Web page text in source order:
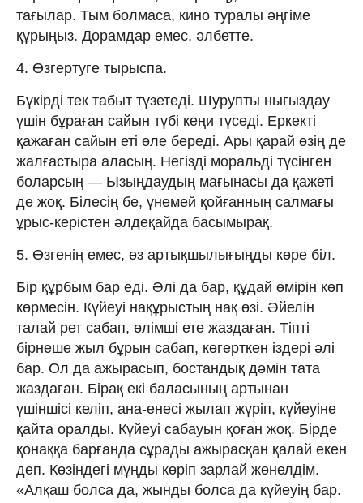
тағылар. Тым болмаса, кино туралы әңгіме
құрыңыз. Дорамдар емес, әлбетте.
4. Өзгертуге тырыспа.
Бүкірді тек табыт түзетеді. Шурупты нығыздау
үшін бұраған сайын түбі кеңи түседі. Еркекті
қажаған сайын еті өле береді. Ары қарай өзің де
жалғастыра аласың. Негізді моральді түсінген
боларсың — Ызыңдаудың мағынасы да қажеті
де жоқ. Білесің бе, үнемей қойғанның салмағы
ұрыс-керістен әлдеқайда басымырақ.
5. Өзгенің емес, өз артықшылығыңды көре біл.
Бір құрбым бар еді. Әлі да бар, құдай өмірін көп
көрмесін. Күйеуі нақұрыстың нақ өзі. Әйелін
талай рет сабап, өлімші ете жаздаған. Тіпті
бірнеше жыл бұрын сабап, көгерткен іздері әлі
бар. Ол да ажырасып, бостандық дәмін тата
жаздаған. Бірақ екі баласының артынан
үшіншісі келіп, ана-енесі жылап жүріп, күйеуіне
қайта оралды. Күйеуі сабауын қоған жоқ. Бірде
қонаққа барғанда сұрады ажырасқан қалай екен
деп. Көзіндегі мұңды көріп зарлай жөнелдім.
«Алқаш болса да, жынды болса да күйеуің бар.